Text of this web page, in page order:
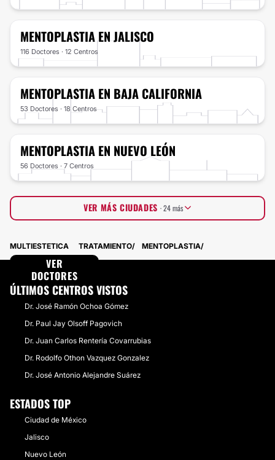
MENTOPLASTIAEN JALISCO
116 Doctores · 12 Centros
MENTOPLASTIA EN BAJA CALIFORNIA
53 Doctores · 18 Centros
MENTOPLASTIA EN NUEVO LEÓN
56 Doctores · 7 Centros
Puebla 24 Doctores · 11 Centros
Guanajuato 25 Doctores · 8 Centros
Querétaro
Chihuahua
Sinaloa
Veracruz
Quintana Roo
Yucatán
Michoacán
Sonora
Morelos
Tamaulipas
Oaxaca
Hidalgo
VER MÁS CIUDADES· 24 más
VER
DOCTORES
MULTIESTETICA TRATAMIENTO MENTOPLASTIA
ÚLTIMOS CENTROS VISTOS
Dr. José Ramón Ochoa Gómez
Dr. Paul Jay Olsoff Pagovich
Dr. Juan Carlos Rentería Covarrubias
Dr. Rodolfo Othon Vazquez Gonzalez
Dr. José Antonio Alejandre Suárez
ESTADOS TOP
Ciudad de México
Jalisco
Nuevo León